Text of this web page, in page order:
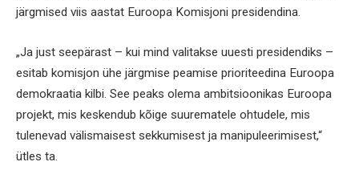
järgmised viis aastat Euroopa Komisjoni presidendina.
„Ja just seepärast – kui mind valitakse uuesti presidendiks –
esitab komisjon ühe järgmise peamise prioriteedina Euroopa
demokraatia kilbi. See peaks olema ambitsioonikas Euroopa
projekt, mis keskendub kõige suurematele ohtudele, mis
tulenevad välismaisest sekkumisest ja manipuleerimisest,“
ütles ta.